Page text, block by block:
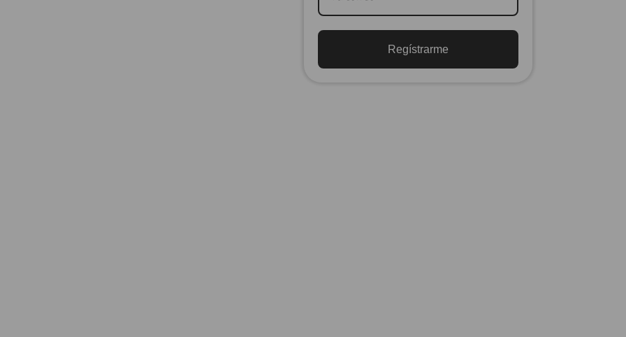
Regístrarme